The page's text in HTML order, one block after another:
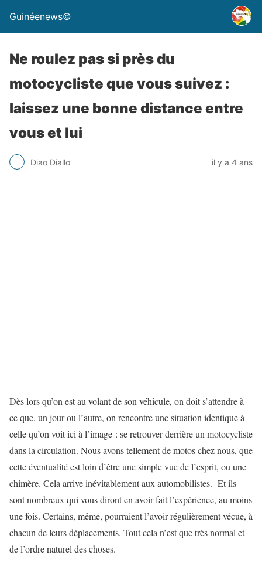
Guinéenews©
Ne roulez pas si près du
motocycliste que vous suivez :
laissez une bonne distance entre
vous et lui
Diao Diallo il y a 4 ans
Dès lors qu’on est au volant de son véhicule, on doit s’attendre à
ce que, un jour ou l’autre, on rencontre une situation identique à
celle qu’on voit ici à l’image : se retrouver derrière un motocycliste
dans la circulation. Nous avons tellement de motos chez nous, que
cette éventualité est loin d’être une simple vue de l’esprit, ou une
chimère. Cela arrive inévitablement aux automobilistes. Et ils
sont nombreux qui vous diront en avoir fait l’expérience, au moins
une fois. Certains, même, pourraient l’avoir régulièrement vécue, à
chacun de leurs déplacements. Tout cela n’est que très normal et
de l’ordre naturel des choses.